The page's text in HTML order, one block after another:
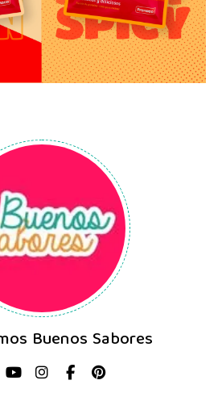
Buenos Sabores